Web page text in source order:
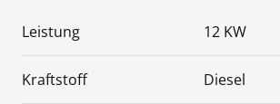
Leistung 12 KW
Kraftstoff Diesel